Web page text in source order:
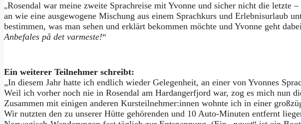
„Rosendal war meine zweite Sprachreise mit Yvonne und sicher nicht die letzte
an wie eine ausgewogene Mischung aus einem Sprachkurs und Erlebnisurlaub
bestimmen, was man sehen und erklärt bekommen möchte und Yvonne geht
Anbefales på det varmeste!“
Ein weiterer Teilnehmer schreibt:
„In diesem Jahr hatte ich endlich wieder Gelegenheit, an einer von Yvonnes
Weil ich vorher noch nie in Rosendal am Hardangerfjord war, zog es mich nun
Zusammen mit einigen anderen Kursteilnehmer:innen wohnte ich in einer
Wir nutzten den zu unserer Hütte gehörenden und 10 Auto-Minuten entfernt